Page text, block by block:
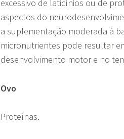
excessivo de laticínios ou de
aspectos do
a suplementação moderada à
micronutrientes pode resultar
desenvolvimento motor e no
Ovo
Proteínas.